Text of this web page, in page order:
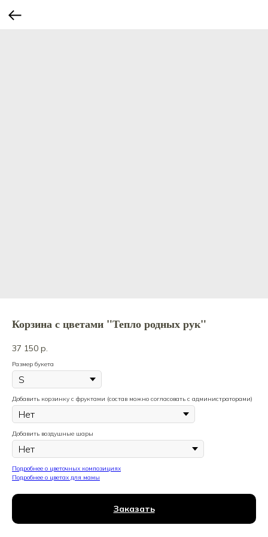
Корзина с цветами "Тепло родных рук"
37 150 р.
Размер букета
Добавить корзинку с фруктами (состав можно согласовать с администраторами)
Добавить воздушные шары
Подробнее о цветочных композициях
Подробнее о цветах для мамы
Заказать